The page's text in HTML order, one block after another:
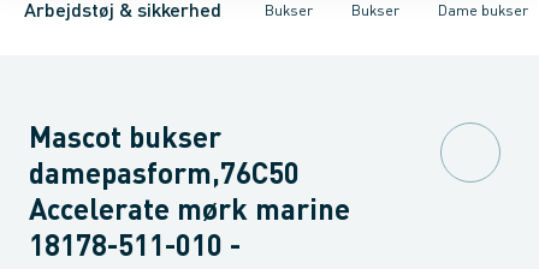
Arbejdstøj & sikkerhed Bukser
Trøjer & t-shirtsBukser Overtøj & huer Undertøj & sokkerSko
Bukser
BukserKnickers & Shorts OverallsKedeldragter Knæskånere
Dame bukser
Bukser med hængelommer Bukser med lårlommer
Mascot bukser
damepasform,76C50
Accelerate mørk marine
18178-511-010 -